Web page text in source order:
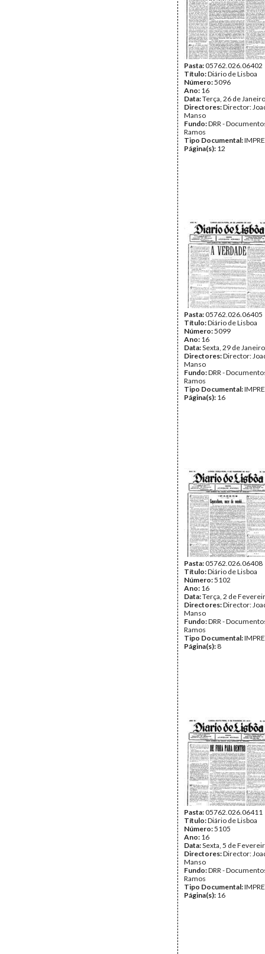
Pasta:05762.026.06402
Título:Diário de Lisboa
Número:5096
Ano: 16
Data:Terça, 26 de
Directores:Director:
Manso
Fundo:DRR -
Ramos
Tipo Documental:
Página(s): 12
Pasta:05762.026.06405
Título:Diário de Lisboa
Número:5099
Ano: 16
Data:Sexta, 29 de
Directores:Director:
Manso
Fundo:DRR -
Ramos
Tipo Documental:
Página(s): 16
Pasta:05762.026.06408
Título:Diário de Lisboa
Número:5102
Ano: 16
Data:Terça, 2 de
Directores:Director:
Manso
Fundo:DRR -
Ramos
Tipo Documental:
Página(s): 8
Pasta:05762.026.06411
Título:Diário de Lisboa
Número:5105
Ano: 16
Data:Sexta, 5 de
Directores:Director:
Manso
Fundo:DRR -
Ramos
Tipo Documental:
Página(s): 16